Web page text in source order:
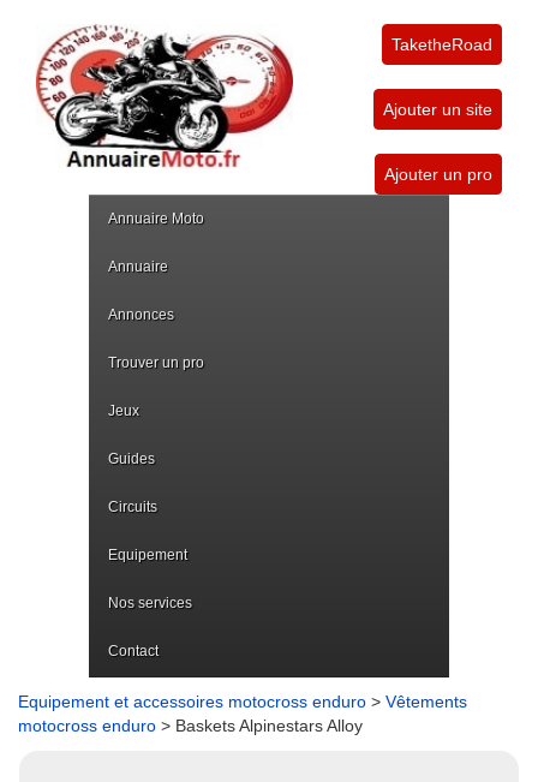
TaketheRoad
Ajouter un site
Ajouter un pro
Annuaire Moto
Annuaire
Annonces
Trouver un pro
Jeux
Guides
Circuits
Equipement
Nos services
Contact
Equipement et accessoires motocross enduro > Vêtements
motocross enduro > Baskets Alpinestars Alloy